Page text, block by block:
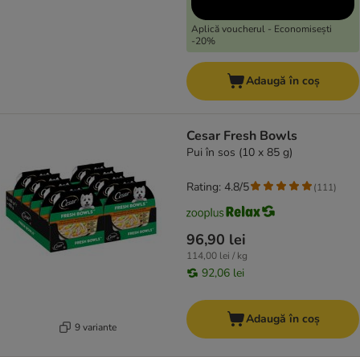
Aplică voucherul - Economisești
-20%
Adaugă în coș
9 variante
Cesar Fresh Bowls
Pui în sos (10 x 85 g)
96,90 lei
114,00 lei / kg
92,06 lei
Rating: 4.8/5 (111)
Adaugă în coș